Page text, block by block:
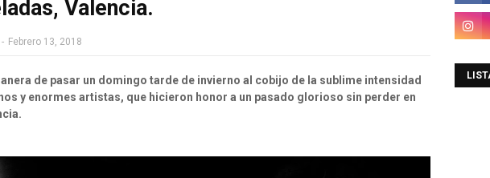
Valencia.
- Febrero 13, 2018
de pasar un domingo tarde de invierno al cobijo de la sublime intensidad
y enormes artistas, que hicieron honor a un pasado glorioso sin perder en